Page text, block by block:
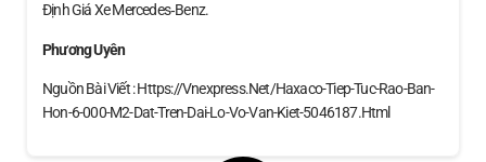
Định Giá Xe Mercedes‑Benz.
Phương Uyên
Nguồn Bài Viết : Https://vnexpress.net/haxaco-Tiep-Tuc-Rao-Ban-
Hon-6-000-M2-Dat-Tren-Dai-Lo-Vo-Van-Kiet-5046187.html